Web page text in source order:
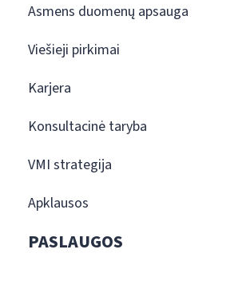
Asmens duomenų apsauga
Viešieji pirkimai
Karjera
Konsultacinė taryba
VMI strategija
Apklausos
PASLAUGOS